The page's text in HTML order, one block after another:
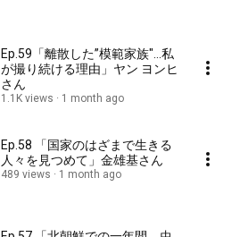
Ep.59「離散した”模範家族"...私
が撮り続ける理由」ヤン ヨンヒ
さん
1.1K views 1 month ago
Ep.58 「国家のはざまで生きる
人々を見つめて」金雄基さん
489 views 1 month ago